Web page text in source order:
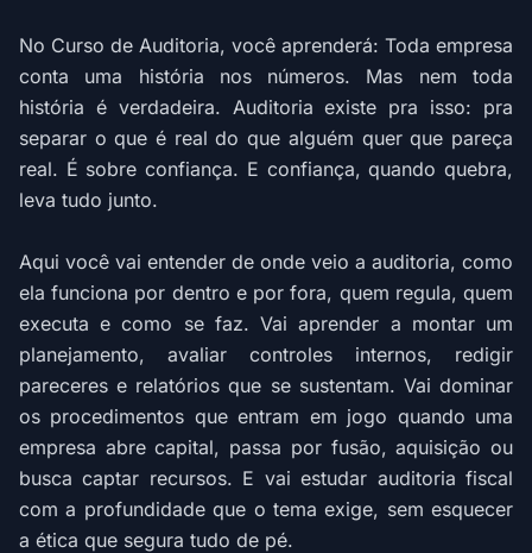
No Curso de Auditoria, você aprenderá: Toda empresa
conta uma história nos números. Mas nem toda
história é verdadeira. Auditoria existe pra isso: pra
separar o que é real do que alguém quer que pareça
real. É sobre confiança. E confiança, quando quebra,
leva tudo junto.
Aqui você vai entender de onde veio a auditoria, como
ela funciona por dentro e por fora, quem regula, quem
executa e como se faz. Vai aprender a montar um
planejamento, avaliar controles internos, redigir
pareceres e relatórios que se sustentam. Vai dominar
os procedimentos que entram em jogo quando uma
empresa abre capital, passa por fusão, aquisição ou
busca captar recursos. E vai estudar auditoria fiscal
com a profundidade que o tema exige, sem esquecer
a ética que segura tudo de pé.